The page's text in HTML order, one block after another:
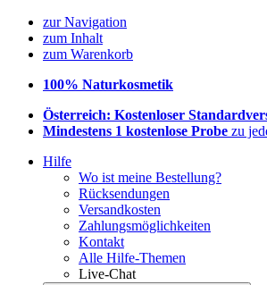
zur Navigation
zum Inhalt
zum Warenkorb
100% Naturkosmetik
Österreich: Kostenloser
Mindestens 1 kostenlose Probe zu
Hilfe
Wo ist meine Bestellung?
Rücksendungen
Versandkosten
Zahlungsmöglichkeiten
Kontakt
Alle Hilfe-Themen
Live-Chat